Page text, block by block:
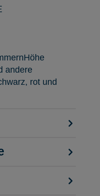
andere
rot und